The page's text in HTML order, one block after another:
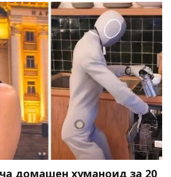
домашен хуманоид за 20